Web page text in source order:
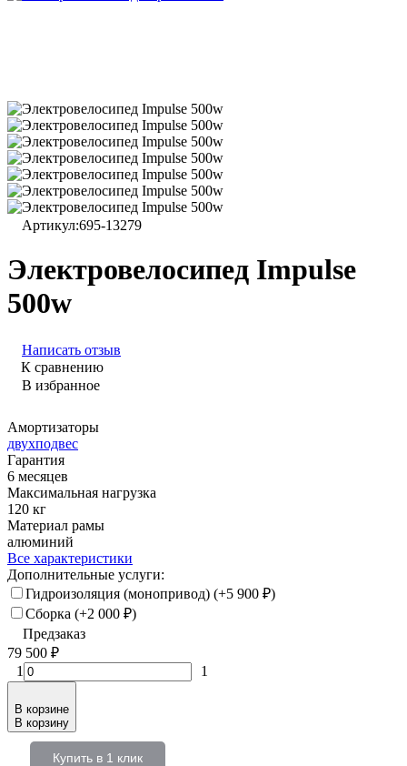
Артикул:695-13279
Электровелосипед Impulse
500w
Написать отзыв
К сравнению
В избранное
Амортизаторы
двухподвес
Гарантия
6 месяцев
Максимальная нагрузка
120 кг
Материал рамы
алюминий
Все характеристики
Дополнительные услуги:
Гидроизоляция (монопривод) (+5 900 ₽)
Сборка (+2 000 ₽)
Предзаказ
79 500 ₽
1
1
В корзине
В корзину
Купить в 1 клик